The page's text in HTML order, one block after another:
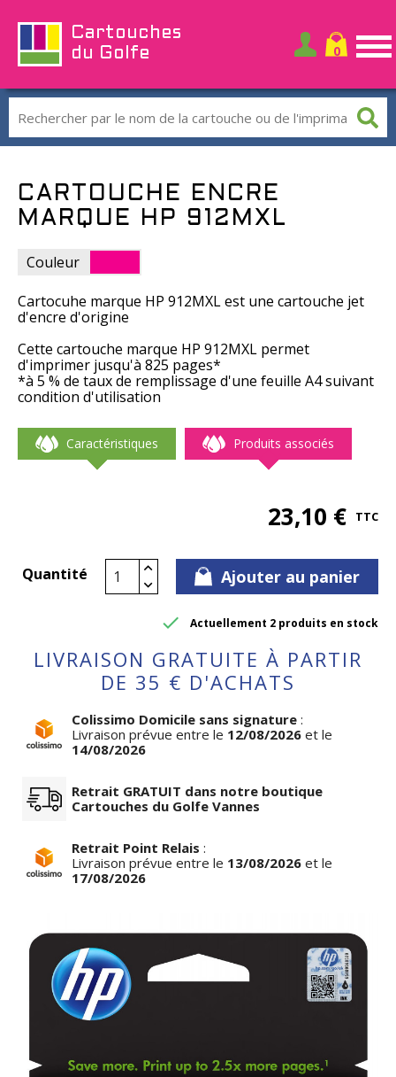
Cartouches
du Golfe
CARTOUCHE ENCRE
MARQUE HP 912MXL
Couleur
Cartocuhe marque HP 912MXL est une cartouche jet
d'encre d'origine
Cette cartouche marque HP 912MXL permet
d'imprimer jusqu'à 825 pages*
*à 5 % de taux de remplissage d'une feuille A4 suivant
condition d'utilisation
Caractéristiques Produits associés
23,10 € TTC
Quantité Ajouter au panier
 Actuellement 2 produits en stock
LIVRAISON GRATUITE À PARTIR
DE 35 € D'ACHATS
Colissimo Domicile sans signature :
Livraison prévue entre le 12/08/2026 et le
14/08/2026
Retrait GRATUIT dans notre boutique
Cartouches du Golfe Vannes
Retrait Point Relais :
Livraison prévue entre le 13/08/2026 et le
17/08/2026